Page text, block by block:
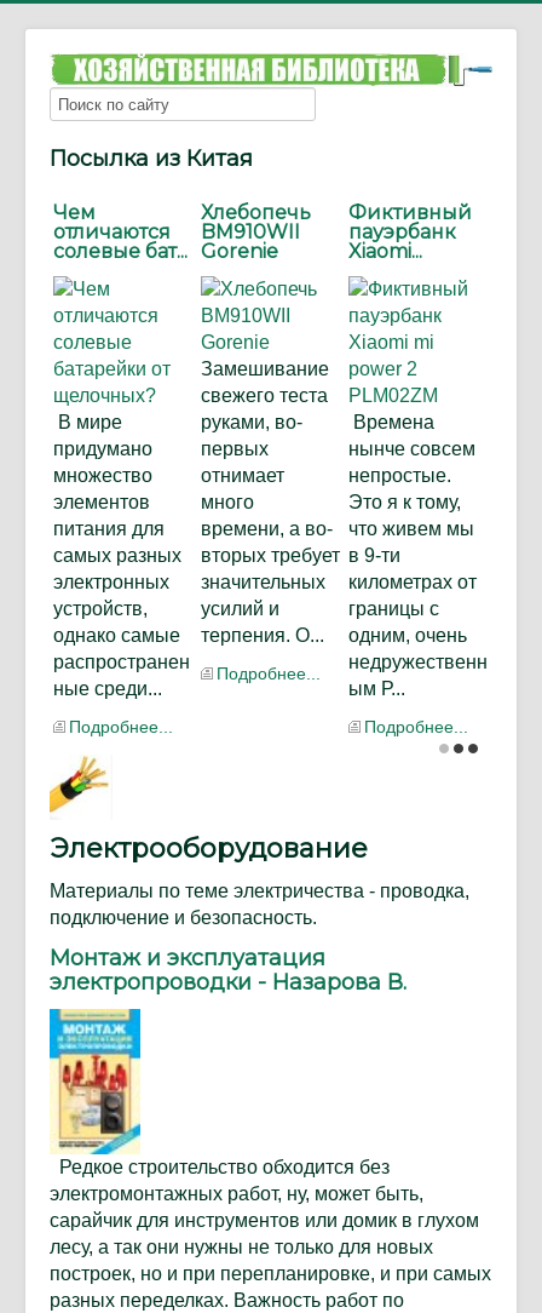
Посылка из Китая
Чем
отличаются
солевые бат...
В мире
придумано
множество
элементов
питания для
самых разных
электронных
устройств,
однако самые
распространен
ные среди...
Подробнее...
Хлебопечь
BM910WII
Gorenie
Замешивание
свежего теста
руками, во-
первых
отнимает
много
времени, а во-
вторых требует
значительных
усилий и
терпения. О...
Подробнее...
Фиктивный
пауэрбанк
Xiaomi...
Времена
нынче совсем
непростые.
Это я к тому,
что живем мы
в 9-ти
километрах от
границы с
одним, очень
недружественн
ым Р...
Подробнее...
Электрооборудование
Материалы по теме электричества - проводка,
подключение и безопасность.
Монтаж и эксплуатация
электропроводки - Назарова В.
Редкое строительство обходится без
электромонтажных работ, ну, может быть,
сарайчик для инструментов или домик в глухом
лесу, а так они нужны не только для новых
построек, но и при перепланировке, и при самых
разных переделках. Важность работ по